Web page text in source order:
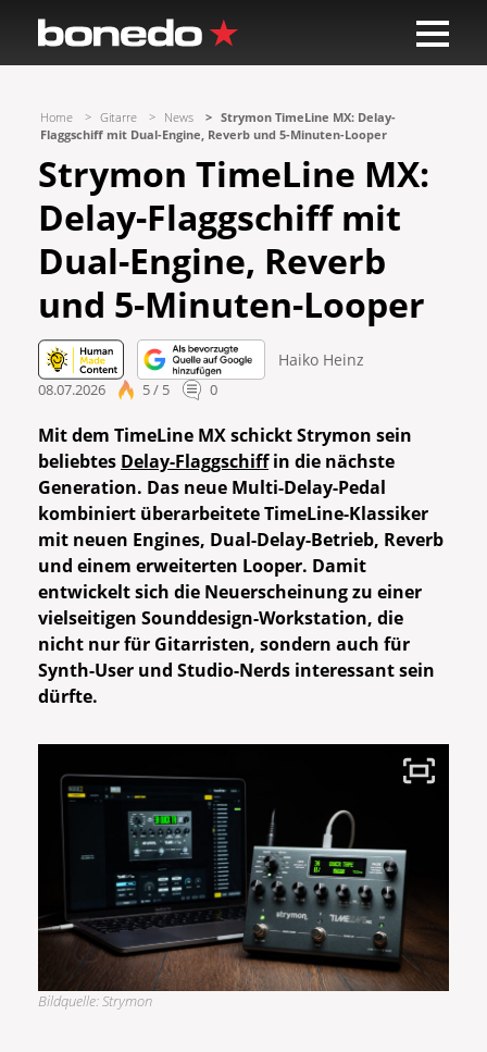
Home Gitarre News
Strymon TimeLine MX: Delay-
Flaggschiff mit Dual-Engine, Reverb und 5-Minuten-Looper
Strymon TimeLine MX:
Delay-Flaggschiff mit
Dual-Engine, Reverb
und 5-Minuten-Looper
Haiko Heinz
08.07.2026 5 / 5 0
Mit dem TimeLine MX schickt Strymon sein
beliebtes Delay-Flaggschiffin die nächste
Generation. Das neue Multi-Delay-Pedal
kombiniert überarbeitete TimeLine-Klassiker
mit neuen Engines, Dual-Delay-Betrieb, Reverb
und einem erweiterten Looper. Damit
entwickelt sich die Neuerscheinung zu einer
vielseitigen Sounddesign-Workstation, die
nicht nur für Gitarristen, sondern auch für
Synth-User und Studio-Nerds interessant sein
dürfte.
Bildquelle: Strymon